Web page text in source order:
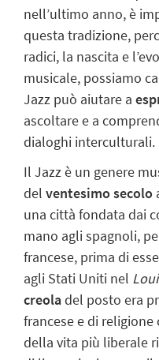
nell’ultimo anno, è
questa tradizione,
radici, la nascita e
musicale, possiamo
Jazz può aiutare a
ascoltare e a
dialoghi interculturali.
Il Jazz è un genere
del ventesimo secolo
una città fondata dai
mano agli spagnoli,
francese, prima di
agli Stati Uniti nel
creoladel posto era
francese e di
della vita più liberale